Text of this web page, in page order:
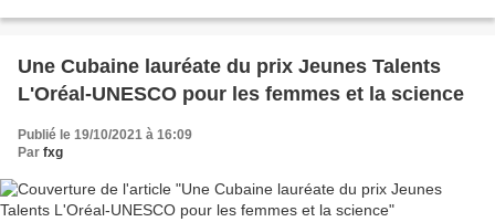
Une Cubaine lauréate du prix Jeunes Talents
L'Oréal-UNESCO pour les femmes et la science
Publié le 19/10/2021 à 16:09
Par fxg